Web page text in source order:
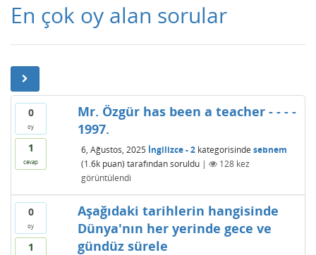
En çok oy alan sorular
0
oy
1
cevap
Mr. Özgür has been a teacher - - - -
1997.
6, Ağustos, 2025 İngilizce - 2kategorisinde sebnem
(1.6kpuan) tarafından soruldu | 128kez
görüntülendi
0
oy
1
Aşağıdaki tarihlerin hangisinde
Dünya'nın her yerinde gece ve
gündüz sürele